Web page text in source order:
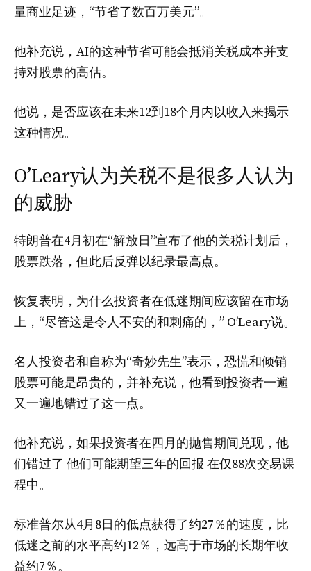
量商业足迹，“节省了数百万美元”。
他补充说，AI的这种节省可能会抵消关税成本并支
持对股票的高估。
他说，是否应该在未来12到18个月内以收入来揭示
这种情况。
O’Leary认为关税不是很多人认为
的威胁
特朗普在4月初在“解放日”宣布了他的关税计划后，
股票跌落，但此后反弹以纪录最高点。
恢复表明，为什么投资者在低迷期间应该留在市场
上，“尽管这是令人不安的和刺痛的，” O’Leary说。
名人投资者和自称为“奇妙先生”表示，恐慌和倾销
股票可能是昂贵的，并补充说，他看到投资者一遍
又一遍地错过了这一点。
他补充说，如果投资者在四月的抛售期间兑现，他
们错过了 他们可能期望三年的回报 在仅88次交易课
程中。
标准普尔从4月8日的低点获得了约27％的速度，比
低迷之前的水平高约12％，远高于市场的长期年收
益约7％。